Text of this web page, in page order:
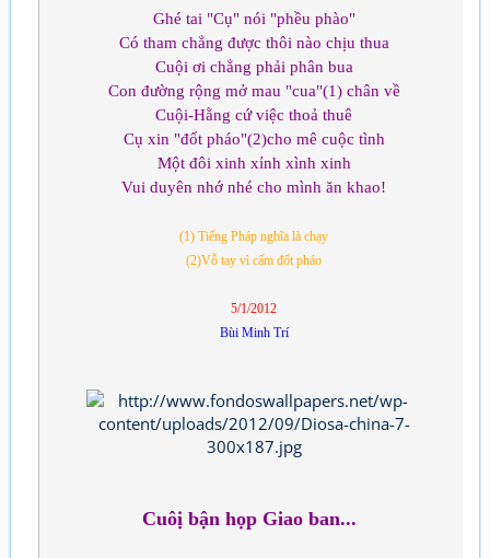
Ghé tai "Cụ" nói "phều phào"
Có tham chẳng được thôi nào chịu thua
Cuội ơi chẳng phải phân bua
Con đường rộng mở mau "cua"(1) chân về
Cuội-Hằng cứ việc thoả thuê
Cụ xin "đốt pháo"(2)cho mê cuộc tình
Một đôi xinh xỉnh xình xinh
Vui duyên nhớ nhé cho mình ăn khao!
(1) Tiếng Pháp nghĩa là chạy
(2)Vỗ tay vì cấm đốt pháo
5/1/2012
Bùi Minh Trí
Cuôị bận họp Giao ban...